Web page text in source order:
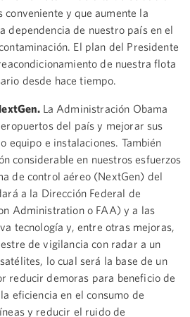
y que aumente la
dependencia de nuestro país en el
El plan del Presidente
de nuestra flota
desde hace tiempo.
La Administración Obama
del país y mejorar sus
equipo e instalaciones. También
considerable en nuestros esfuerzos
de control aéreo (NextGen) del
a la Dirección Federal de
Administration o FAA) y a las
tecnología y, entre otras mejoras,
de vigilancia con radar a un
lo cual será la base de un
reducir demoras para beneficio de
eficiencia en el consumo de
y reducir el ruido de